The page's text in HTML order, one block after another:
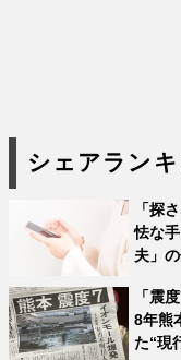
シェアラン
「探
怯な
夫」
「震
8年熊
た“現